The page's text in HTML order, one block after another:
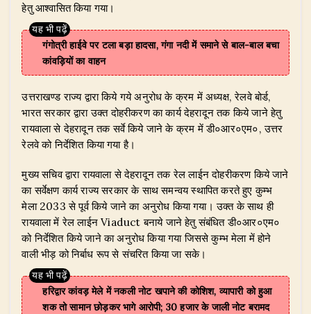
हेतु आश्वासित किया गया।
गंगोत्री हाईवे पर टला बड़ा हादसा, गंगा नदी में समाने से बाल-बाल बचा
कांवड़ियों का वाहन
​उत्तराखण्ड राज्य द्वारा किये गये अनुरोध के क्रम में अध्यक्ष, रेलवे बोर्ड,
भारत सरकार द्वारा उक्त दोहरीकरण का कार्य देहरादून तक किये जाने हेतु
रायवाला से देहरादून तक सर्वे किये जाने के क्रम में डी०आर०एम०, उत्तर
रेलवे को निर्देशित किया गया है।
​मुख्य सचिव द्वारा रायवाला से देहरादून तक रेल लाईन दोहरीकरण किये जाने
का सर्वेक्षण कार्य राज्य सरकार के साथ समन्वय स्थापित करते हुए कुम्भ
मेला 2033 से पूर्व किये जाने का अनुरोध किया गया। उक्त के साथ ही
रायवाला में रेल लाईन Viaduct बनाये जाने हेतु संबंधित डी०आर०एम०
को निर्देशित किये जाने का अनुरोध किया गया जिससे कुम्भ मेला में होने
वाली भीड़ को निर्बाध रूप से संचरित किया जा सके।
हरिद्वार कांवड़ मेले में नकली नोट खपाने की कोशिश, व्यापारी को हुआ
शक तो सामान छोड़कर भागे आरोपी; 30 हजार के जाली नोट बरामद